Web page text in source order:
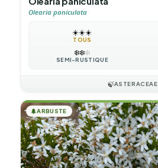
Olearia paniculata
☀️☀️☀️
TOUS
❄️❄️❄️
SEMI-RUSTIQUE
🍃ASTERACEAE
🌲ARBUSTE